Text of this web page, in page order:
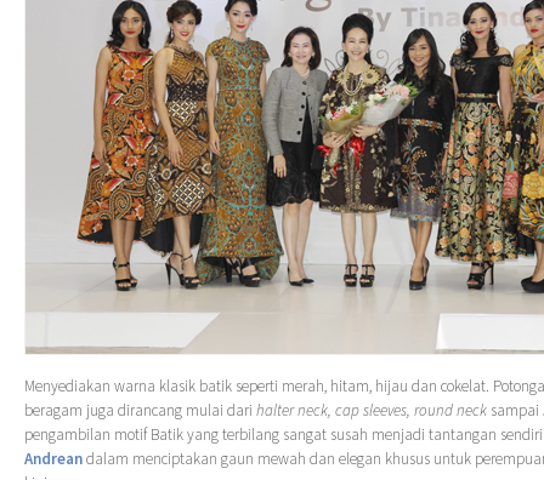
Menyediakan warna klasik batik seperti merah, hitam, hijau dan cokelat.
beragam juga dirancang mulai dari halter neck, cap sleeves, round neck sampai
pengambilan motif Batik yang terbilang sangat susah menjadi tantangan
Andreandalam menciptakan gaun mewah dan elegan khusus untuk